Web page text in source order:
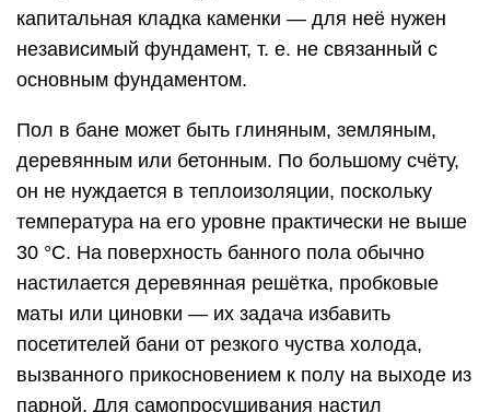
капитальная кладка каменки — для неё нужен
независимый фундамент, т. е. не связанный с
основным фундаментом.
Пол в бане может быть глиняным, земляным,
деревянным или бетонным. По большому счёту,
он не нуждается в теплоизоляции, поскольку
температура на его уровне практически не выше
30 °С. На поверхность банного пола обычно
настилается деревянная решётка, пробковые
маты или циновки — их задача избавить
посетителей бани от резкого чуства холода,
вызванного прикосновением к полу на выходе из
парной. Для самопросушивания настил